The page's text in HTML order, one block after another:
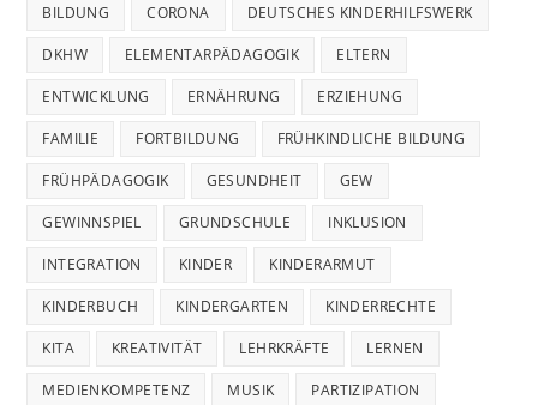
BILDUNG CORONA DEUTSCHES KINDERHILFSWERK
DKHW ELEMENTARPÄDAGOGIK ELTERN
ENTWICKLUNG ERNÄHRUNG ERZIEHUNG
FAMILIE FORTBILDUNG FRÜHKINDLICHE BILDUNG
FRÜHPÄDAGOGIK GESUNDHEIT GEW
GEWINNSPIEL GRUNDSCHULE INKLUSION
INTEGRATION KINDER KINDERARMUT
KINDERBUCH KINDERGARTEN KINDERRECHTE
KITA KREATIVITÄT LEHRKRÄFTE LERNEN
MEDIENKOMPETENZ MUSIK PARTIZIPATION